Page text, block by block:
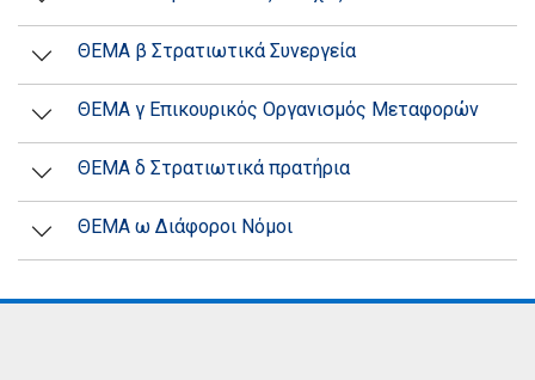
ΘΕΜΑ β Στρατιωτικά Συνεργεία
ΘΕΜΑ γ Επικουρικός Οργανισμός Μεταφορών
ΘΕΜΑ δ Στρατιωτικά πρατήρια
ΘΕΜΑ ω Διάφοροι Νόμοι